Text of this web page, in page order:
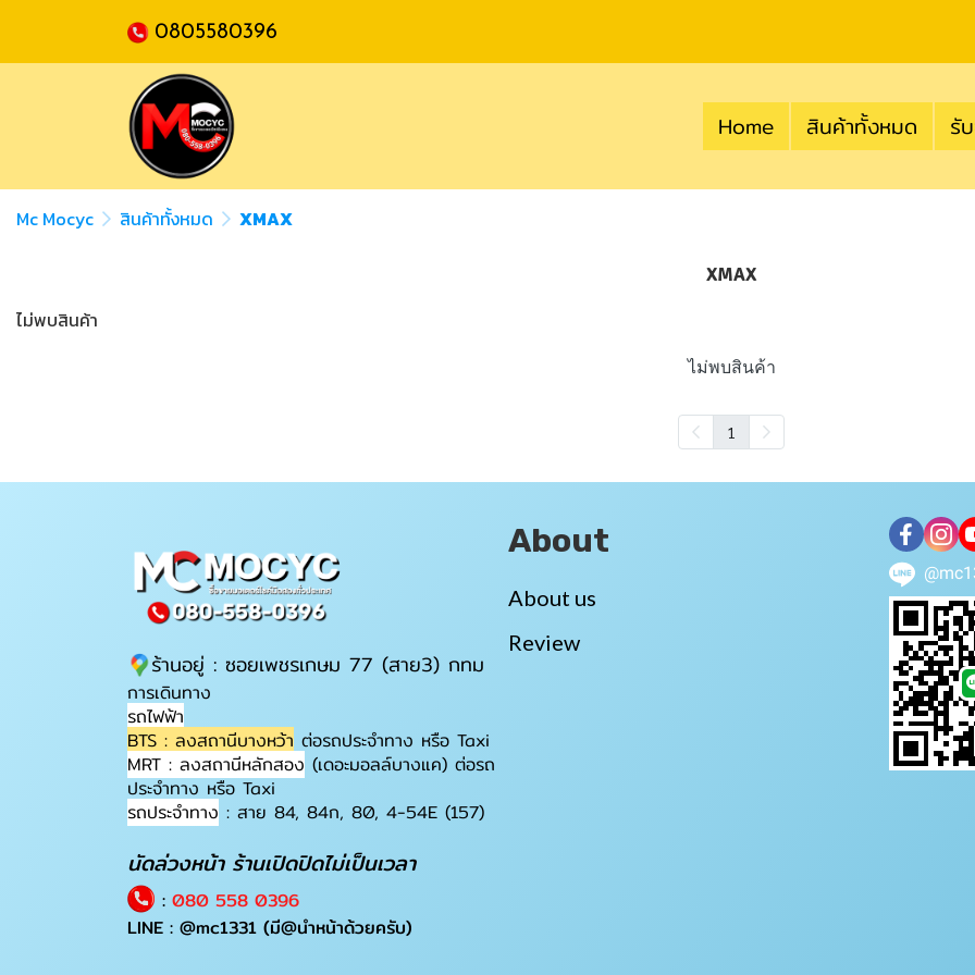
0805580396
Home สินค้าทั้งหมด รั
Mc Mocyc สินค้าทั้งหมด XMAX
XMAX
ไม่พบสินค้า
ไม่พบสินค้า
1
ร้านอยู่ : ซอยเพชรเกษม 77 (สาย3) กทม
การเดินทาง
รถไฟฟ้า
BTS : ลงสถานีบางหว้า ต่อรถประจำทาง หรือ Taxi
MRT : ลงสถานีหลักสอง (เดอะมอลล์บางแค) ต่อรถ
ประจำทาง หรือ Taxi
รถประจำทาง : สาย 84, 84ก, 80, 4-54E (157)
นัดล่วงหน้า ร้านเปิดปิดไม่เป็นเวลา
: 080 558 0396
LINE : @mc1331 (มี@นำหน้าด้วยครับ)
About
About us
Review